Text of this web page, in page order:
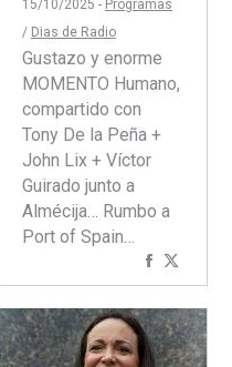
15/10/2025 - Programas
/ Dias de Radio
Gustazo y enorme
MOMENTO Humano,
compartido con
Tony De la Peña +
John Lix + Víctor
Guirado junto a
Almécija… Rumbo a
Port of Spain…
Compartir
concon